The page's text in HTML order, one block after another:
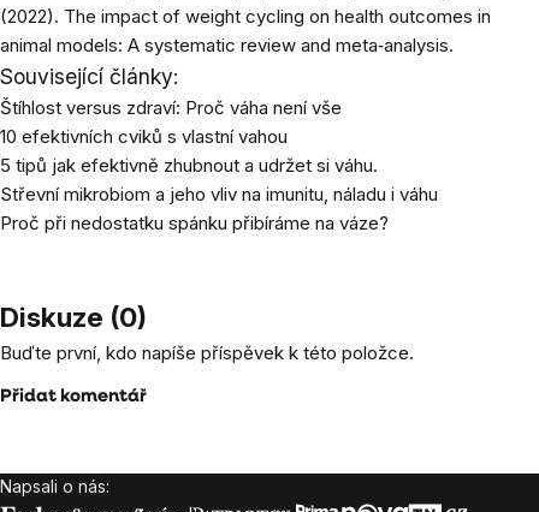
(2022). The impact of weight cycling on health outcomes in
animal models: A systematic review and meta‐analysis.
Související články:
Štíhlost versus zdraví: Proč váha není vše
10 efektivních cviků s vlastní vahou
5 tipů jak efektivně zhubnout a udržet si váhu.
Střevní mikrobiom a jeho vliv na imunitu, náladu i váhu
Proč při nedostatku spánku přibíráme na váze?
Diskuze (0)
Buďte první, kdo napíše příspěvek k této položce.
Přidat komentář
Zápatí
Napsali o nás: